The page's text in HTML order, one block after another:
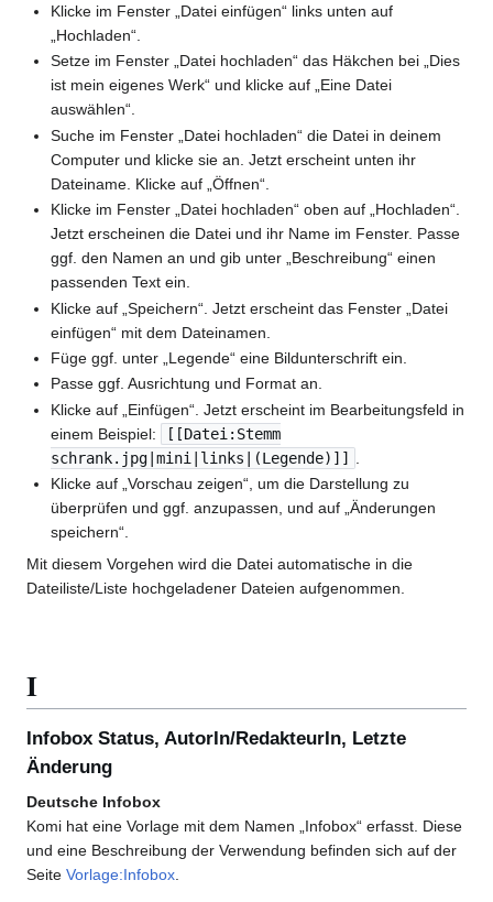
Klicke im Fenster „Datei einfügen“ links unten auf
„Hochladen“.
Setze im Fenster „Datei hochladen“ das Häkchen bei „Dies
ist mein eigenes Werk“ und klicke auf „Eine Datei
auswählen“.
Suche im Fenster „Datei hochladen“ die Datei in deinem
Computer und klicke sie an. Jetzt erscheint unten ihr
Dateiname. Klicke auf „Öffnen“.
Klicke im Fenster „Datei hochladen“ oben auf „Hochladen“.
Jetzt erscheinen die Datei und ihr Name im Fenster. Passe
ggf. den Namen an und gib unter „Beschreibung“ einen
passenden Text ein.
Klicke auf „Speichern“. Jetzt erscheint das Fenster „Datei
einfügen“ mit dem Dateinamen.
Füge ggf. unter „Legende“ eine Bildunterschrift ein.
Passe ggf. Ausrichtung und Format an.
Klicke auf „Einfügen“. Jetzt erscheint im Bearbeitungsfeld in
einem Beispiel:
[[Datei:Stemm
schrank.jpg|mini|links|(Legende)]]
Klicke auf „Vorschau zeigen“, um die Darstellung zu
überprüfen und ggf. anzupassen, und auf „Änderungen
speichern“.
Mit diesem Vorgehen wird die Datei automatische in die
Dateiliste/Liste hochgeladener Dateien aufgenommen.
I
Infobox Status, AutorIn/RedakteurIn, Letzte
Änderung
Deutsche Infobox
Komi hat eine Vorlage mit dem Namen „Infobox“ erfasst. Diese
und eine Beschreibung der Verwendung befinden sich auf der
Seite Vorlage:Infobox